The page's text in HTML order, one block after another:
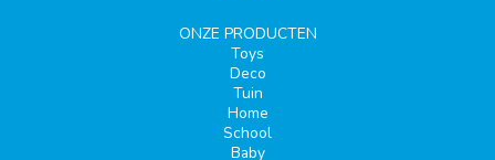
ONZE PRODUCTEN
Toys
Deco
Tuin
Home
School
Baby